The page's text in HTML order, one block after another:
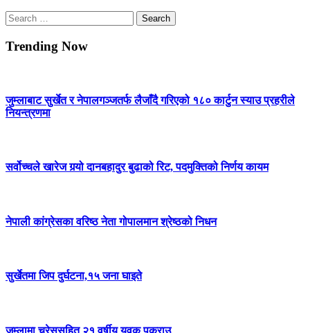
Search
for:
Trending Now
जुम्लाबाट सुर्खेत र नेपालगञ्जतर्फ लैजाँदै गरिएको १८० कार्टुन स्याउ प्रहरीले
नियन्त्रणमा
सर्वोच्चले खारेज गर्‍यो दानबहादुर बुढाको रिट, पदमुक्तिको निर्णय कायम
नेपाली कांग्रेसका वरिष्ठ नेता गोपालमान श्रेष्ठको निधन
सुर्खेतमा जिप दुर्घटना,१५ जना घाइते
जुम्लामा चरेससहित २१ वर्षीय युवक पक्राउ